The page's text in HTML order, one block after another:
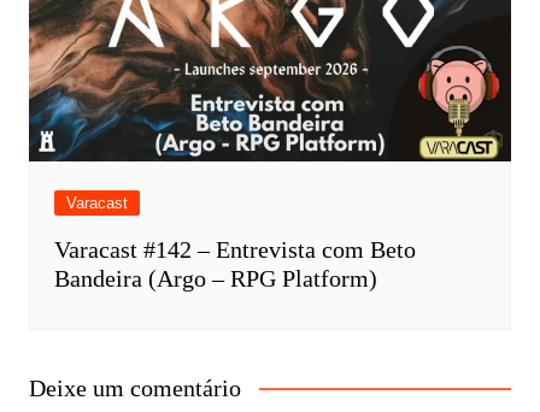
Varacast
Varacast #142 – Entrevista com Beto
Bandeira (Argo – RPG Platform)
Deixe um comentário